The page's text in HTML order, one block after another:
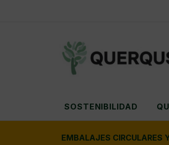
SOSTENIBILIDAD
EMBALAJES CIRCULARES